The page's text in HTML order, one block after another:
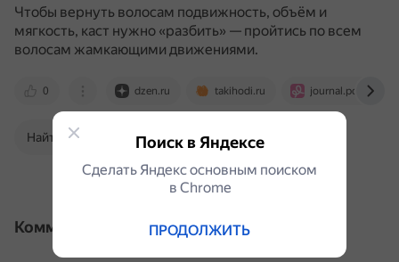
Чтобы вернуть волосам подвижность, объём и
мягкость, каст нужно «разбить» — пройтись по всем
волосам жамкающими движениями.
0 dzen.ru takihodi.ru
Найти в Поиске
Комментарии
Поиск в Яндексе
Сделать Яндекс основным поиском
в Сhrome
ПРОДОЛЖИТЬ